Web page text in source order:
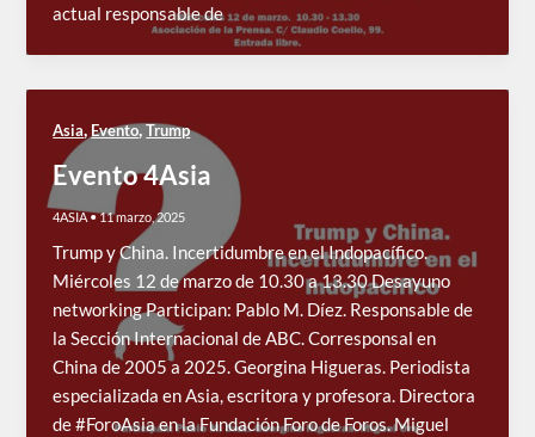
actual responsable de
Asia, Evento,Trump
Evento 4Asia
4ASIA•11 marzo, 2025
Trump y China. Incertidumbre en el Indopacífico.
Miércoles 12 de marzo de 10.30 a 13.30 Desayuno
networking Participan: Pablo M. Díez. Responsable de
la Sección Internacional de ABC. Corresponsal en
China de 2005 a 2025. Georgina Higueras. Periodista
especializada en Asia, escritora y profesora. Directora
de #ForoAsia en la Fundación Foro de Foros. Miguel